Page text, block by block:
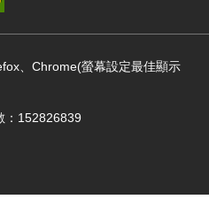
、Chrome(螢幕設定最佳顯示
：152826839